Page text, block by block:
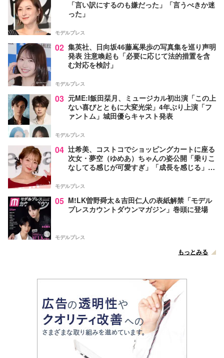
「言い訳にするのも嫌だった」「言うべきか迷
った」
モデルプレス
02 集英社、日向坂46藤嶌果歩の写真集を巡り声明
発表 注意喚起も「必要に応じて法的措置を含
む対応を検討」
モデルプレス
03 元ME:I飯田栞月、ミュージカル初出演「この上
ない喜びとともに大変光栄」4年ぶり上演「フ
ァントム」城田優らキャスト発表
モデルプレス
04 辻希美、コストコでショッピングカートに座る
次女・夢空（ゆめあ）ちゃんの姿公開「乗りこ
なしてる感じが可愛すぎ」「成長を感じる」の
モデルプレス
05 M!LK曽野舜太＆吉田仁人の表紙解禁「モデル
プレスカウントダウンマガジン」巻頭に登場
モデルプレス
もっとみる